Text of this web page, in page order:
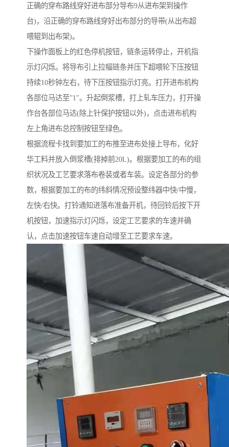
正确的穿布路线穿好进布部分导布9从进布架到操作
台)，沿正确的穿布路线穿好出布部分的导带(从出布超
喂辊到出布架)。
下操作面板上的红色停机按钮，链条运转停止，开机指
示灯闪烁。将导布引上拉幅链条并压下超喂轮下压按钮
持续10秒钟左右，待下压按钮指示灯亮。打开进布机构
各部位马达至”1″。升起倒浆槽，打上轧车压力，打开操
作台各部位马达(除上针保护按钮以外)，点击进布机构
左上角进布总控制按钮至绿色。
根据流程卡找到要加工的布推至进布处接上导布，化好
华工料并放入倒浆槽(排掉前20L)。根据要加工的布的组
织状况及工艺要求落布卷装或者车装。设定各部分的参
数，根据要加工的布的纬斜情况预设整纬器中快/中慢，
左快/右快。打铃通知进落布准备开机，待回铃后按下开
机按钮，加速指示灯闪烁，设定工艺要求的车速并确
认，点击加速按钮车速自动增至工艺要求车速。